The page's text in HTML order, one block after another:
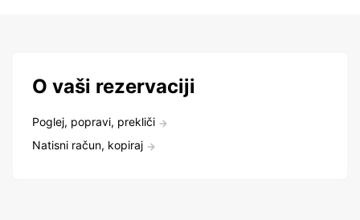
O vaši rezervaciji
Poglej, popravi, prekliči
Natisni račun, kopiraj